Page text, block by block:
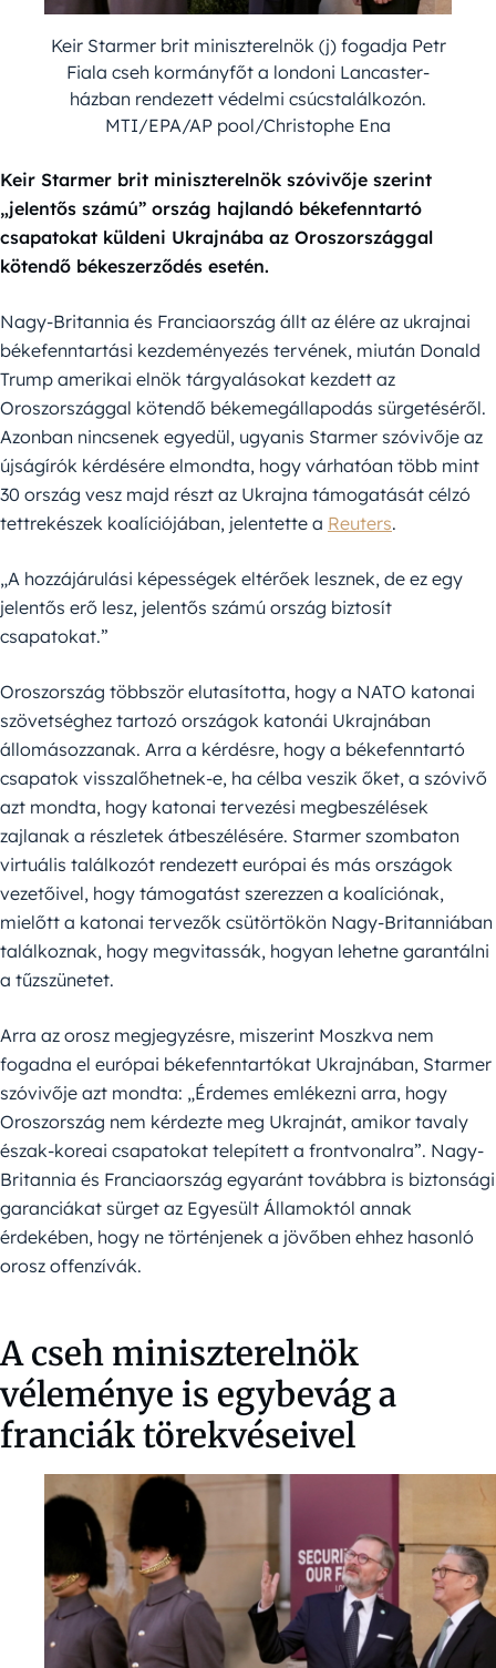
Keir Starmer brit miniszterelnök (j) fogadja Petr
Fiala cseh kormányfőt a londoni Lancaster-
házban rendezett védelmi csúcstalálkozón.
MTI/EPA/AP pool/Christophe Ena
Keir Starmer brit miniszterelnök szóvivője szerint
„jelentős számú” ország hajlandó békefenntartó
csapatokat küldeni Ukrajnába az Oroszországgal
kötendő békeszerződés esetén.
Nagy-Britannia és Franciaország állt az élére az ukrajnai
békefenntartási kezdeményezés tervének, miután Donald
Trump amerikai elnök tárgyalásokat kezdett az
Oroszországgal kötendő békemegállapodás sürgetéséről.
Azonban nincsenek egyedül, ugyanis Starmer szóvivője az
újságírók kérdésére elmondta, hogy várhatóan több mint
30 ország vesz majd részt az Ukrajna támogatását célzó
tettrekészek koalíciójában, jelentette a Reuters.
„A hozzájárulási képességek eltérőek lesznek, de ez egy
jelentős erő lesz, jelentős számú ország biztosít
csapatokat.”
Oroszország többször elutasította, hogy a NATO katonai
szövetséghez tartozó országok katonái Ukrajnában
állomásozzanak. Arra a kérdésre, hogy a békefenntartó
csapatok visszalőhetnek-e, ha célba veszik őket, a szóvivő
azt mondta, hogy katonai tervezési megbeszélések
zajlanak a részletek átbeszélésére. Starmer szombaton
virtuális találkozót rendezett európai és más országok
vezetőivel, hogy támogatást szerezzen a koalíciónak,
mielőtt a katonai tervezők csütörtökön Nagy-Britanniában
találkoznak, hogy megvitassák, hogyan lehetne garantálni
a tűzszünetet.
Arra az orosz megjegyzésre, miszerint Moszkva nem
fogadna el európai békefenntartókat Ukrajnában, Starmer
szóvivője azt mondta: „Érdemes emlékezni arra, hogy
Oroszország nem kérdezte meg Ukrajnát, amikor tavaly
észak-koreai csapatokat telepített a frontvonalra”. Nagy-
Britannia és Franciaország egyaránt továbbra is biztonsági
garanciákat sürget az Egyesült Államoktól annak
érdekében, hogy ne történjenek a jövőben ehhez hasonló
orosz offenzívák.
A cseh miniszterelnök
véleménye is egybevág a
franciák törekvéseivel